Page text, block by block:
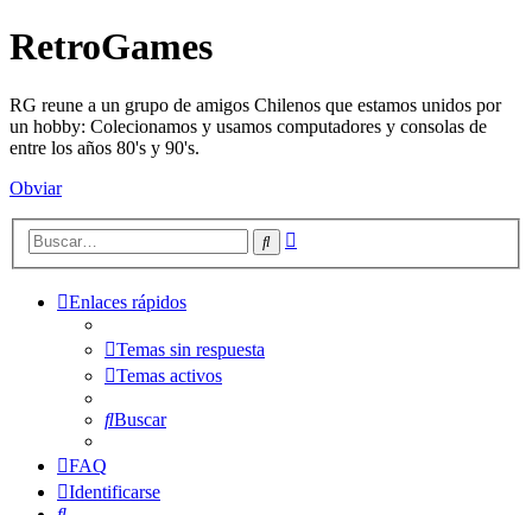
RetroGames
RG reune a un grupo de amigos Chilenos que estamos unidos por
un hobby: Colecionamos y usamos computadores y consolas de
entre los años 80's y 90's.
Obviar
Buscar
Enlaces rápidos
Temas sin respuesta
Temas activos
Buscar
FAQ
Identificarse